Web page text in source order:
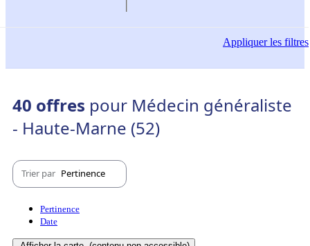
Appliquerles filtres
40 offres pour Médecin généraliste
- Haute-Marne (52)
Trier par Pertinence
Pertinence
Date